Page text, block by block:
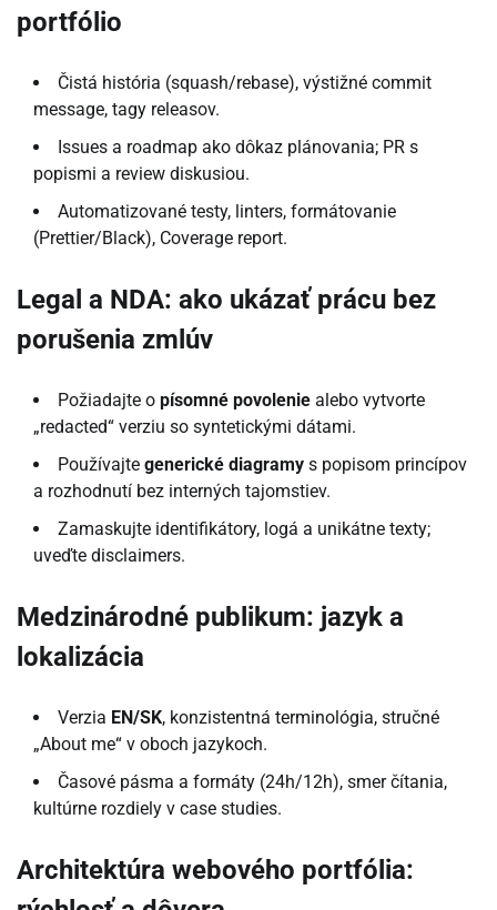
portfólio
Čistá história (squash/rebase), výstižné commit
message, tagy releasov.
Issues a roadmap ako dôkaz plánovania; PR s
popismi a review diskusiou.
Automatizované testy, linters, formátovanie
(Prettier/Black), Coverage report.
Legal a NDA: ako ukázať prácu bez
porušenia zmlúv
Požiadajte o písomné povolenie alebo vytvorte
„redacted“ verziu so syntetickými dátami.
Používajte generické diagramy s popisom princípov
a rozhodnutí bez interných tajomstiev.
Zamaskujte identifikátory, logá a unikátne texty;
uveďte disclaimers.
Medzinárodné publikum: jazyk a
lokalizácia
Verzia EN/SK, konzistentná terminológia, stručné
„About me“ v oboch jazykoch.
Časové pásma a formáty (24h/12h), smer čítania,
kultúrne rozdiely v case studies.
Architektúra webového portfólia: